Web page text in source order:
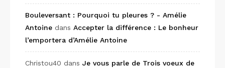
Bouleversant : Pourquoi tu pleures ? - Amélie
Antoine dans Accepter la différence : Le bonheur
l’emportera d’Amélie Antoine
Christou40 dans Je vous parle de Trois voeux de